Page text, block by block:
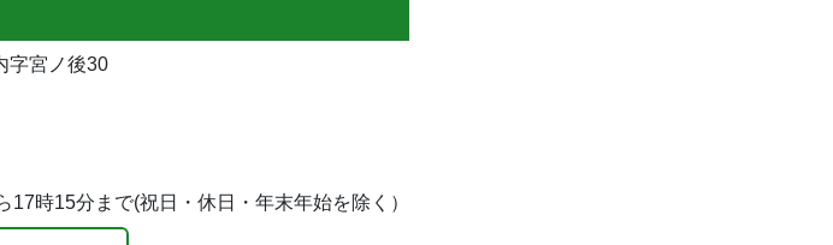
字宮ノ後30
17時15分まで(祝日・休日・年末年始を除く）